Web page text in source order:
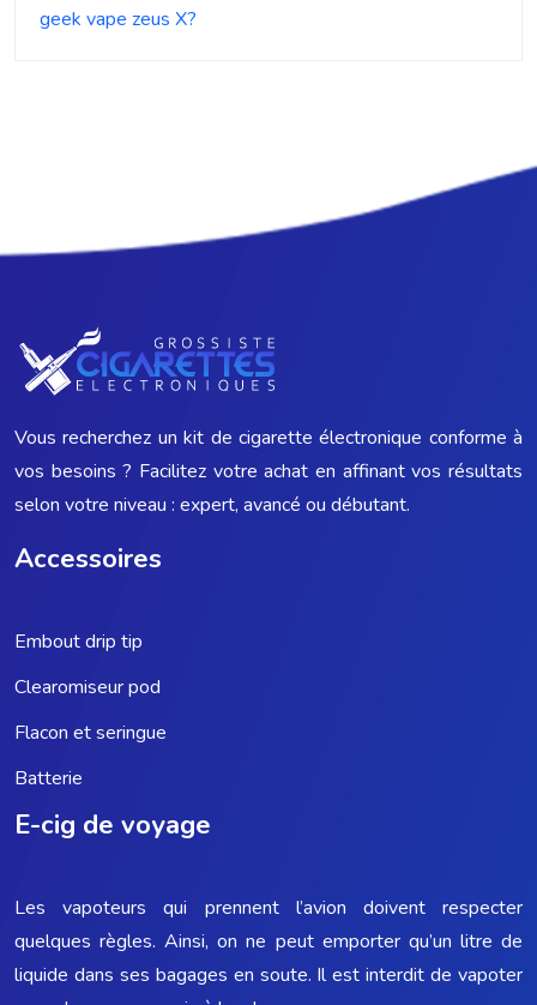
geek vape zeus X?
Vous recherchez un kit de cigarette électronique conforme à
vos besoins ? Facilitez votre achat en affinant vos résultats
selon votre niveau : expert, avancé ou débutant.
Accessoires
Embout drip tip
Clearomiseur pod
Flacon et seringue
Batterie
E-cig de voyage
Les vapoteurs qui prennent l’avion doivent respecter
quelques règles. Ainsi, on ne peut emporter qu’un litre de
liquide dans ses bagages en soute. Il est interdit de vapoter